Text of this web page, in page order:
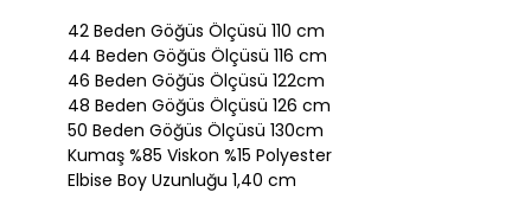
42 Beden Göğüs Ölçüsü 110 cm
44 Beden Göğüs Ölçüsü 116 cm
46 Beden Göğüs Ölçüsü 122cm
48 Beden Göğüs Ölçüsü 126 cm
50 Beden Göğüs Ölçüsü 130cm
Kumaş %85 Viskon %15 Polyester
Elbise Boy Uzunluğu 1,40 cm